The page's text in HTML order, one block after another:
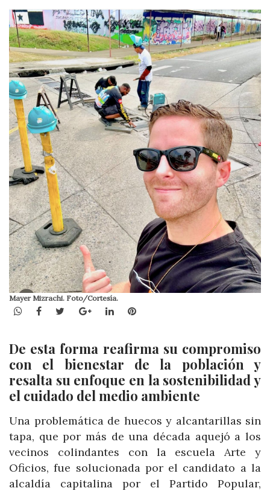
Mayer Mizrachi. Foto/Cortesía.
WhatsApp
Facebook
TwitterGoogle+LinkedInPinterest
De esta forma reafirma su compromiso
con el bienestar de la población y
resalta su enfoque en la sostenibilidad y
el cuidado del medio ambiente
Una problemática de huecos y alcantarillas sin
tapa, que por más de una década aquejó a los
vecinos colindantes con la escuela Arte y
Oficios, fue solucionada por el candidato a la
alcaldía capitalina por el Partido Popular,